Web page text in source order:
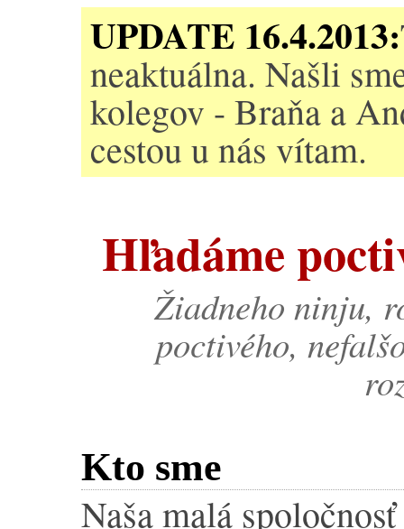
UPDATE 16.4.2013:
neaktuálna. Našli
kolegov - Braňa a
cestou u nás vítam.
Hľadáme
Žiadneho ninju,
poctivého,
Kto sme
Naša malá